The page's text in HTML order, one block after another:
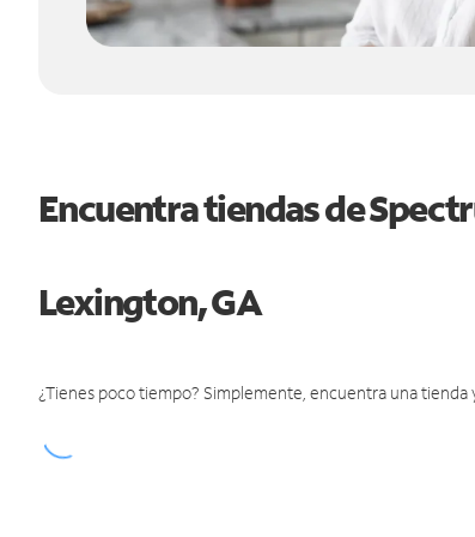
Encuentra tiendas de
Lexington, GA
¿Tienes poco tiempo? Simplemente, encuentra una